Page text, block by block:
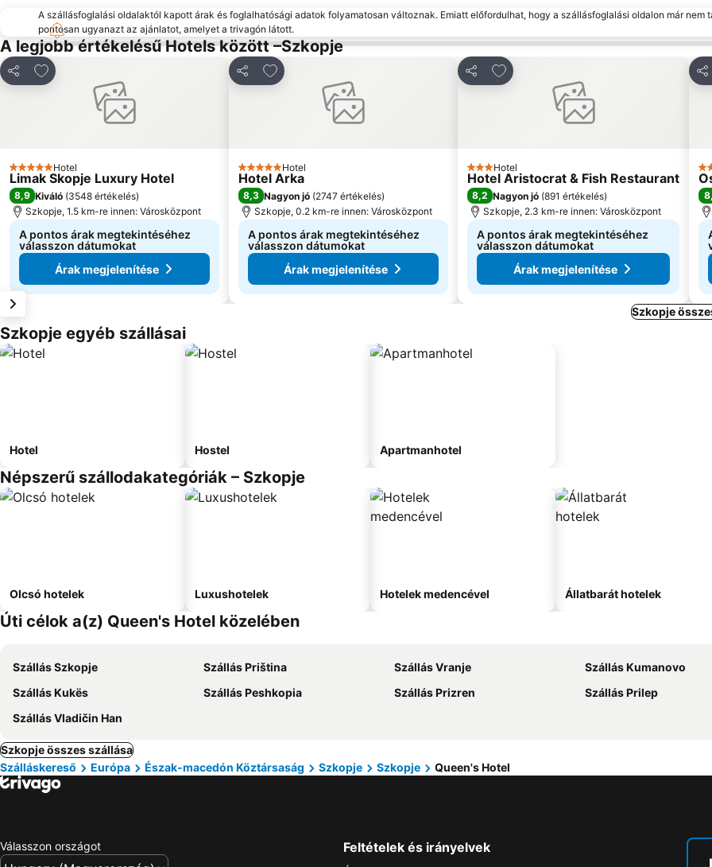
A szállásfoglalási oldalaktól kapott árak és foglalhatósági adatok folyamatosan változnak. Emiatt előfordulhat, hogy a szállásfoglalási oldalon már nem
pontosan ugyanazt az ajánlatot, amelyet a trivagón látott.
A legjobb értékelésű Hotels között –Szkopje
Megosztás
Hozzáadás a kedvencekhez
5 Kategória
Hotel
Limak Skopje Luxury Hotel
8,9 Kiváló (3548 értékelés)
Szkopje, 1.5 km-re innen: Városközpont
A pontos árak megtekintéséhez
válasszon dátumokat
Árak megjelenítése
Megosztás
Hozzáadás a kedvencekhez
5 Kategória
Hotel
Hotel Arka
8,3 Nagyon jó (2747 értékelés)
Szkopje, 0.2 km-re innen: Városközpont
A pontos árak megtekintéséhez
válasszon dátumokat
Árak megjelenítése
Megosztás
Hozzáadás a kedvencekhez
3 Kategória
Hotel
Hotel Aristocrat & Fish Restaurant
8,2 Nagyon jó (891 értékelés)
Szkopje, 2.3 km-re innen: Városközpont
A pontos árak megtekintéséhez
válasszon dátumokat
Árak megjelenítése
4
Szkopje
Szkopje egyéb szállásai
Hotel Hostel Apartmanhotel
Népszerű szállodakategóriák – Szkopje
Olcsó hotelek Luxushotelek Hotelek medencével Állatbarát hotelek
Úti célok a(z) Queen's Hotel közelében
Szállás Szkopje Szállás Priština Szállás Vranje
Szállás Kumanovo
Szállás Kukës
Szállás Peshkopia Szállás Prizren
Szállás Prilep
Szállás Vladičin Han
Szkopje összes szállása
Szálláskereső
Európa Észak-macedón Köztársaság Szkopje Szkopje Queen's Hotel
Válasszon országot Feltételek és irányelvek